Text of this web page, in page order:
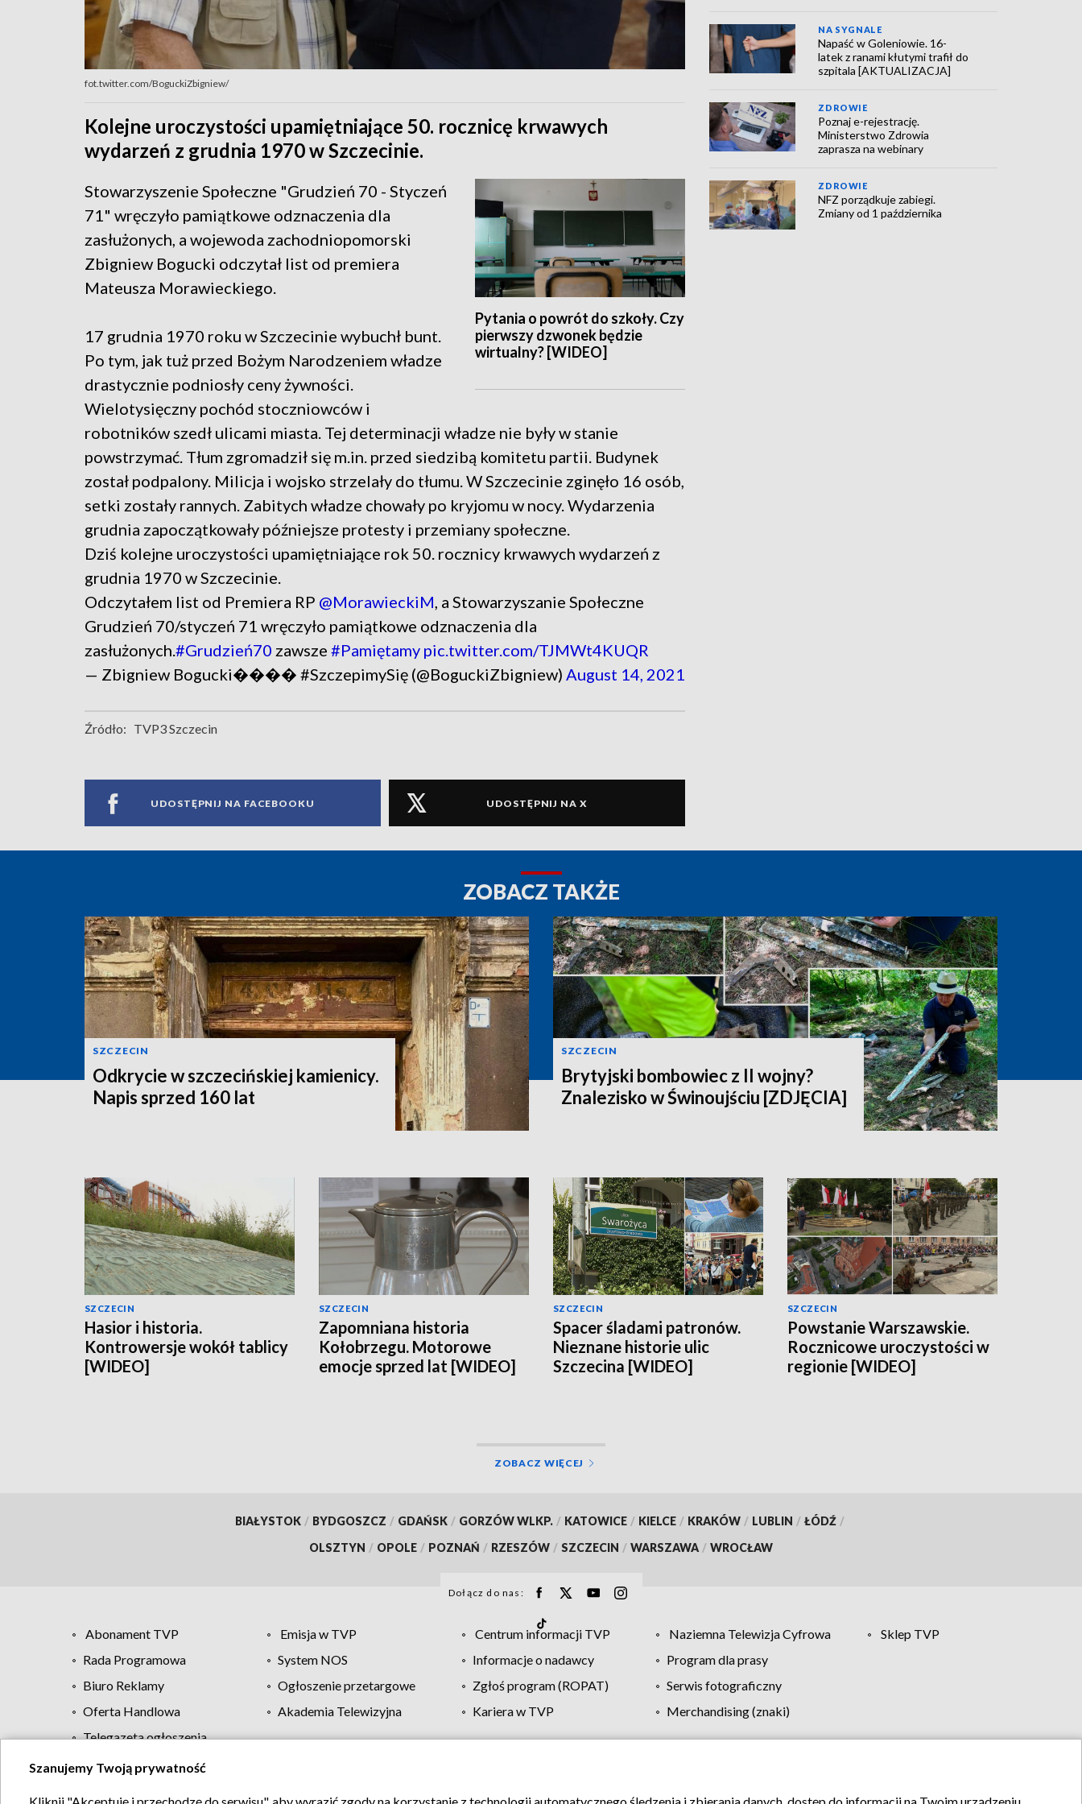
fot.twitter.com/BoguckiZbigniew/
Kolejne uroczystości upamiętniające 50. rocznicę krwawych
wydarzeń z grudnia 1970 w Szczecinie.
Pytania o powrót do szkoły. Czy
pierwszy dzwonek będzie
wirtualny? [WIDEO]
Stowarzyszenie Społeczne "Grudzień 70 - Styczeń
71" wręczyło pamiątkowe odznaczenia dla
zasłużonych, a wojewoda zachodniopomorski
Zbigniew Bogucki odczytał list od premiera
Mateusza Morawieckiego.
17 grudnia 1970 roku w Szczecinie wybuchł bunt.
Po tym, jak tuż przed Bożym Narodzeniem władze
drastycznie podniosły ceny żywności.
Wielotysięczny pochód stoczniowców i
robotników szedł ulicami miasta. Tej determinacji władze nie były w stanie
powstrzymać. Tłum zgromadził się m.in. przed siedzibą komitetu partii. Budynek
został podpalony. Milicja i wojsko strzelały do tłumu. W Szczecinie zginęło 16 osób,
setki zostały rannych. Zabitych władze chowały po kryjomu w nocy. Wydarzenia
grudnia zapoczątkowały późniejsze protesty i przemiany społeczne.
Dziś kolejne uroczystości upamiętniające rok 50. rocznicy krwawych wydarzeń z
grudnia 1970 w Szczecinie.
Odczytałem list od Premiera RP @MorawieckiM, a Stowarzyszanie Społeczne
Grudzień 70/styczeń 71 wręczyło pamiątkowe odznaczenia dla
zasłużonych.#Grudzień70 zawsze #Pamiętamy pic.twitter.com/TJMWt4KUQR
— Zbigniew Bogucki���� #SzczepimySię (@BoguckiZbigniew) August 14, 2021
Źródło: TVP3 Szczecin
UDOSTĘPNIJ NA FACEBOOKU UDOSTĘPNIJ NA X
NA SYGNALE
Napaść w Goleniowie. 16-
latek z ranami kłutymi trafił do
szpitala [AKTUALIZACJA]
ZDROWIE
Poznaj e-rejestrację.
Ministerstwo Zdrowia
zaprasza na webinary
ZDROWIE
NFZ porządkuje zabiegi.
Zmiany od 1 października
ZOBACZ TAKŻE
SZCZECIN
Odkrycie w szczecińskiej kamienicy.
Napis sprzed 160 lat
SZCZECIN
Brytyjski bombowiec z II wojny?
Znalezisko w Świnoujściu [ZDJĘCIA]
SZCZECIN
Hasior i historia.
Kontrowersje wokół tablicy
[WIDEO]
SZCZECIN
Zapomniana historia
Kołobrzegu. Motorowe
emocje sprzed lat [WIDEO]
SZCZECIN
Spacer śladami patronów.
Nieznane historie ulic
Szczecina [WIDEO]
SZCZECIN
Powstanie Warszawskie.
Rocznicowe uroczystości w
regionie [WIDEO]
ZOBACZ WIĘCEJ
BIAŁYSTOK / BYDGOSZCZ / GDAŃSK / GORZÓW WLKP. / KATOWICE / KIELCE / KRAKÓW / LUBLIN / ŁÓDŹ /
OLSZTYN / OPOLE / POZNAŃ / RZESZÓW / SZCZECIN / WARSZAWA / WROCŁAW
Dołącz do nas:
Abonament TVP Emisja w TVP Centrum informacji TVP Naziemna Telewizja Cyfrowa
Sklep TVP
Rada Programowa
System NOS Informacje o nadawcy
Program dla prasy
Biuro Reklamy
Ogłoszenie przetargowe Zgłoś program (ROPAT)
Serwis fotograficzny
Oferta Handlowa
Akademia Telewizyjna Kariera w TVP
Merchandising (znaki)
Telegazeta ogłoszenia
Regulamin TVP Polityka prywatności Moje zgody Pomoc Biuro reklamy Kontakt
Szanujemy Twoją prywatność